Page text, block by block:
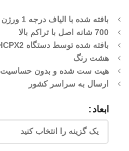
بافته شده با الیاف درجه 1 ورژن
700 شانه اصل با تراکم بالا
بافته شده توسط دستگاه HCPX2
هشت رنگ
هیت ست شده و بدون حساسیت
ارسال به سراسر کشور
ابعاد